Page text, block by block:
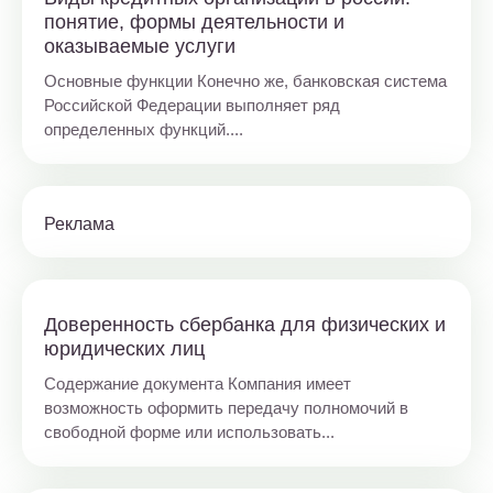
понятие, формы деятельности и
оказываемые услуги
Основные функции Конечно же, банковская система
Российской Федерации выполняет ряд
определенных функций....
Реклама
Доверенность сбербанка для физических и
юридических лиц
Содержание документа Компания имеет
возможность оформить передачу полномочий в
свободной форме или использовать...